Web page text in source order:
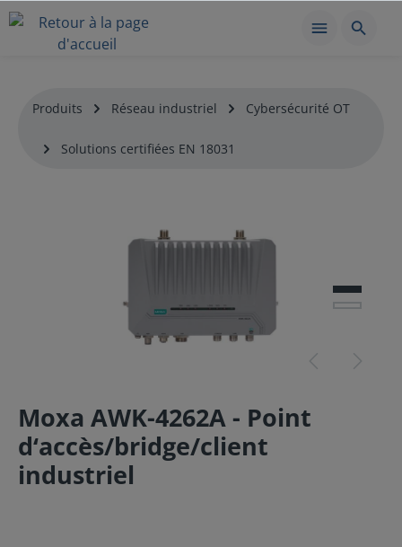
Produits Réseau industriel Cybersécurité OT
Solutions certifiées EN 18031
Moxa AWK-4262A - Point
d‘accès/bridge/client
industriel